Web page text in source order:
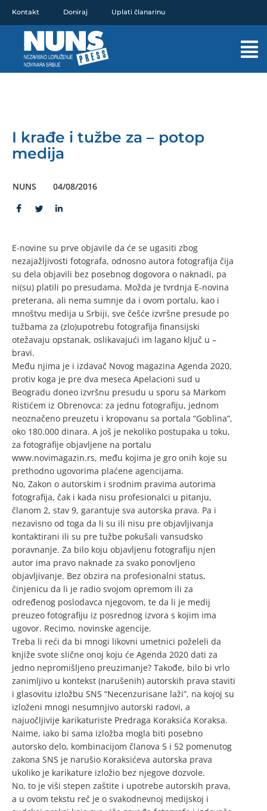
sadržaj
Kontakt Doniraj Uplati članarinu
I krađe i tužbe za – potop
medija
NUNS 04/08/2016
E-novine su prve objavile da će se ugasiti zbog
nezajažljivosti fotografa, odnosno autora fotografija čija
su dela objavili bez posebnog dogovora o naknadi, pa
ni(su) platili po presudama. Možda je tvrdnja E-novina
preterana, ali nema sumnje da i ovom portalu, kao i
mnoštvu medija u Srbiji, sve češće izvršne presude po
tužbama za (zlo)upotrebu fotografija finansijski
otežavaju opstanak, oslikavajući im lagano ključ u –
bravi.
Među njima je i izdavač Novog magazina Agenda 2020,
protiv koga je pre dva meseca Apelacioni sud u
Beogradu doneo izvršnu presudu u sporu sa Markom
Ristićem iz Obrenovca: za jednu fotografiju, jednom
neoznačeno preuzetu i kropovanu sa portala “Goblina”,
oko 180.000 dinara. A još je nekoliko postupaka u toku,
za fotografije objavljene na portalu
www.novimagazin.rs, među kojima je gro onih koje su
prethodno ugovorima plaćene agencijama.
No, Zakon o autorskim i srodnim pravima autorima
fotografija, čak i kada nisu profesionalci u pitanju,
članom 2, stav 9, garantuje sva autorska prava. Pa i
nezavisno od toga da li su ili nisu pre objavljivanja
kontaktirani ili su pre tužbe pokušali vansudsko
poravnanje. Za bilo koju objavljenu fotografiju njen
autor ima pravo naknade za svako ponovljeno
objavljivanje. Bez obzira na profesionalni status,
činjenicu da li je radio svojom opremom ili za
određenog poslodavca njegovom, te da li je medij
preuzeo fotografiju iz posrednog izvora s kojim ima
ugovor. Recimo, novinske agencije.
Treba li reći da bi mnogi likovni umetnici poželeli da
knjiže svote slične onoj koju će Agenda 2020 dati za
jedno nepromišljeno preuzimanje? Takođe, bilo bi vrlo
zanimljivo u kontekst (narušenih) autorskih prava staviti
i glasovitu izložbu SNS “Necenzurisane laži”, na kojoj su
izloženi mnogi nesumnjivo autorski radovi, a
najuočljivije karikaturiste Predraga Koraksića Koraksa.
Naime, iako bi sama izložba mogla biti posebno
autorsko delo, kombinacijom članova 5 i 52 pomenutog
zakona SNS je narušio Koraksićeva autorska prava
ukoliko je karikature izložio bez njegove dozvole.
No, to je viši stepen zaštite i upotrebe autorskih prava,
a u ovom tekstu reč je o svakodnevnoj medijskoj i